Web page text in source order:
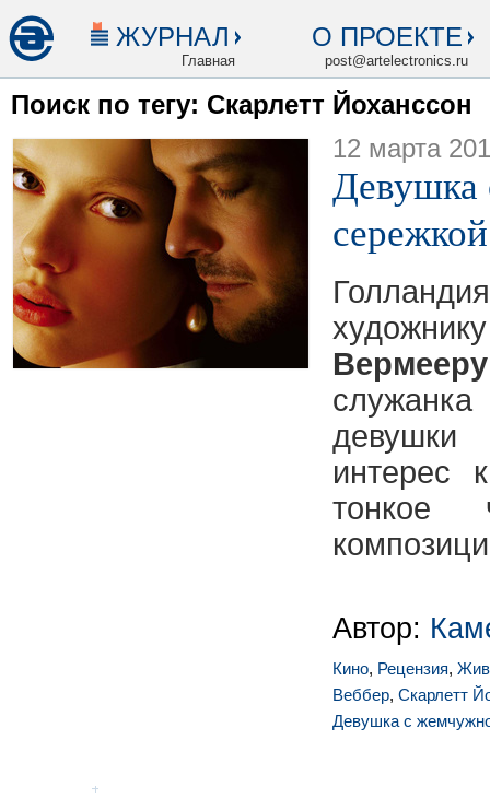
ЖУРНАЛ
Главная
О ПРОЕКТЕ
post@artelectronics.ru
Поиск по тегу: Скарлетт Йоханссон
12 марта
сережкой
Вермееру
интерес
тонкое
Автор:
Кино, Рецензия,
Веббер, Скарлетт
Девушка с